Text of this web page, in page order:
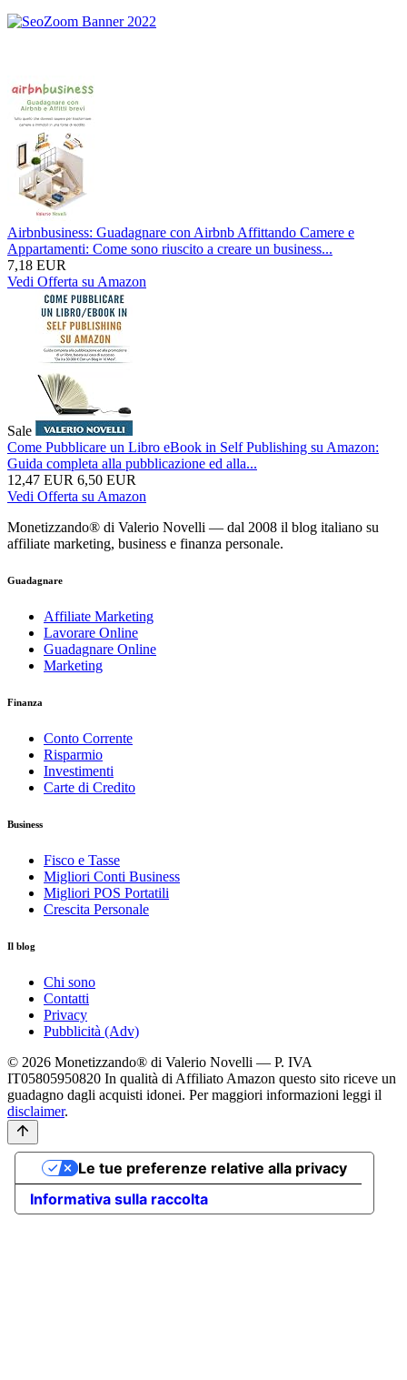
Airbnbusiness: Guadagnare con Airbnb Affittando Camere e
Appartamenti: Come sono riuscito a creare un business...
7,18 EUR
Vedi Offerta su Amazon
Sale
Come Pubblicare un Libro eBook in Self Publishing su Amazon:
Guida completa alla pubblicazione ed alla...
12,47 EUR 6,50 EUR
Vedi Offerta su Amazon
Monetizzando® di Valerio Novelli — dal 2008 il blog italiano su
affiliate marketing, business e finanza personale.
Guadagnare
Affiliate Marketing
Lavorare Online
Guadagnare Online
Marketing
Finanza
Conto Corrente
Risparmio
Investimenti
Carte di Credito
Business
Fisco e Tasse
Migliori Conti Business
Migliori POS Portatili
Crescita Personale
Il blog
Chi sono
Contatti
Privacy
Pubblicità (Adv)
© 2026 Monetizzando® di Valerio Novelli — P. IVA
IT05805950820 In qualità di Affiliato Amazon questo sito riceve un
guadagno dagli acquisti idonei. Per maggiori informazioni leggi il
disclaimer.
Informativa sulla raccolta
Le tue preferenze relative alla privacy